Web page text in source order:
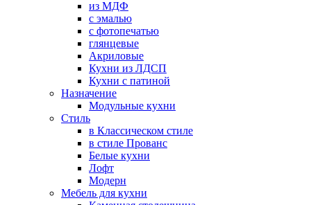
из МДФ
с эмалью
с фотопечатью
глянцевые
Акриловые
Кухни из ЛДСП
Кухни с патиной
Назначение
Модульные кухни
Стиль
в Классическом стиле
в стиле Прованс
Белые кухни
Лофт
Модерн
Мебель для кухни